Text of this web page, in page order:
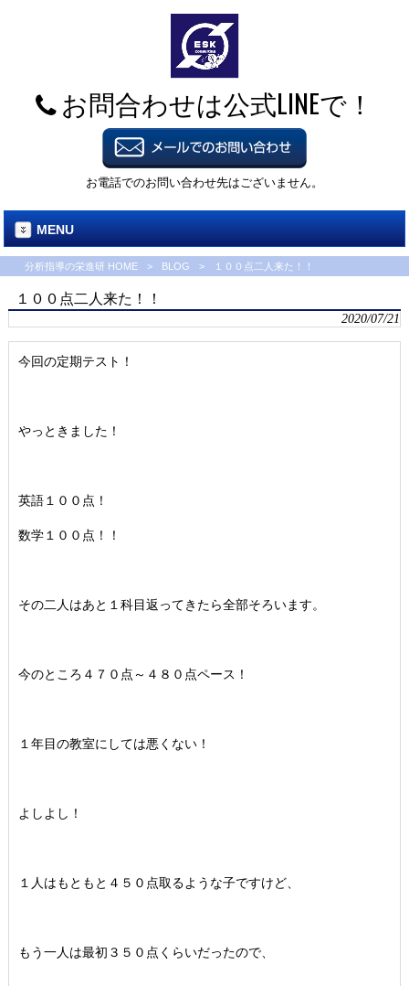
お問合わせは公式LINEで！
お電話でのお問い合わせ先はございません。
MENU
分析指導の栄進研 HOME > BLOG > １００点二人来た！！
１００点二人来た！！
2020/07/21
今回の定期テスト！
やっときました！
英語１００点！
数学１００点！！
その二人はあと１科目返ってきたら全部そろいます。
今のところ４７０点～４８０点ペース！
１年目の教室にしては悪くない！
よしよし！
１人はもともと４５０点取るような子ですけど、
もう一人は最初３５０点くらいだったので、